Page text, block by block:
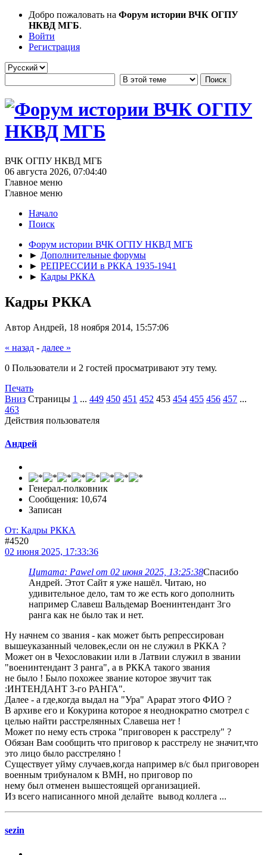
Добро пожаловать на Форум истории ВЧК ОГПУ
НКВД МГБ.
Войти
Регистрация
ВЧК ОГПУ НКВД МГБ
06 августа 2026, 07:04:40
Главное меню
Главное меню
Начало
Поиск
Форум истории ВЧК ОГПУ НКВД МГБ
► Дополнительные форумы
► РЕПРЕССИИ в РККА 1935-1941
► Кадры РККА
Кадры РККА
Автор Андрей, 18 ноября 2014, 15:57:06
« назад - далее »
0 Пользователи и 2 гостей просматривают эту тему.
Печать
Вниз Страницы 1 ... 449 450 451 452 453 454 455 456 457 ...
463
Действия пользователя
Андрей
Генерал-полковник
Сообщения: 10,674
Записан
От: Кадры РККА
#4520
02 июня 2025, 17:33:36
Цитата: Pawel от 02 июня 2025, 13:25:38Спасибо
Андрей. Этот Сайт я уже нашёл. Читаю, но
удивительное дело, там то же есть кого дополнить
например Славеш Вальдемар Военинтендант 3го
ранга как не было так и нет.
Ну начнем со звания - как может быть репрессирован
вышеуказанный человек,если он не служил в РККА ?
Может он в Чехословакии или в Латвии служил в звании
"военинтендант 3 ранга", а в РККА такого звания
не было ! Было похожее звание которое звучит так
:ИНТЕНДАНТ 3-го РАНГА".
Далее - а где,когда выдал на "Ура" Арарат этого ФИО ?
В архиве его и Кокурина которое я неоднократно смотрел с
целью найти расстрелянных Славеша нет !
Может по нему есть строка "приговорен к расстрелу" ?
Обязан Вам сообщить что приговор к расстрелу не значит,что
это лицо было расстреляно !
Существует уйму случаев,когда например в/с был приговорен
военным трибуналом к ВМН, но приговор по
нему был отменен вышестоящей организацией.
Из всего написанного мной делайте вывод коллега ...
sezin